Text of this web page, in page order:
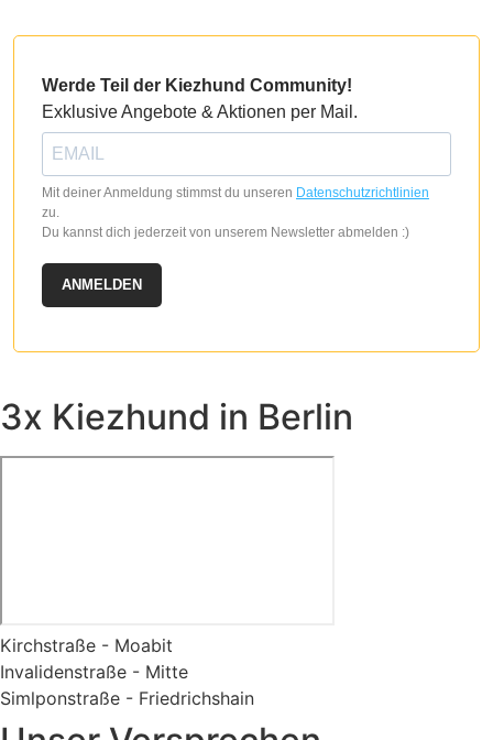
Werde Teil der Kiezhund Community!
Exklusive Angebote & Aktionen per Mail.
Mit deiner Anmeldung stimmst du unseren Datenschutzrichtlinien
zu.
Du kannst dich jederzeit von unserem Newsletter abmelden :)
ANMELDEN
3x Kiezhund in Berlin
Kirchstraße - Moabit
Invalidenstraße - Mitte
Simlponstraße - Friedrichshain